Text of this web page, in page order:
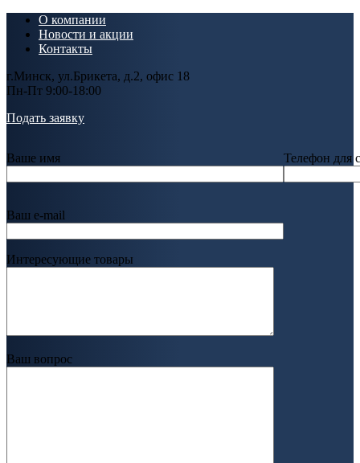
О компании
Новости и акции
Контакты
г.Минск, ул.Брикета, д.2, офис 18
Пн-Пт 9:00-18:00
Подать заявку
Ваше имя Телефон для
Ваш e-mail
Интересующие товары
Ваш вопрос